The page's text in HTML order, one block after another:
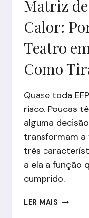
Matriz de
Calor:
Teatro
Como
Quase toda
risco. Poucas
alguma
transformam a
três
a ela a função
cumprido.
LER MAIS MATRIZ